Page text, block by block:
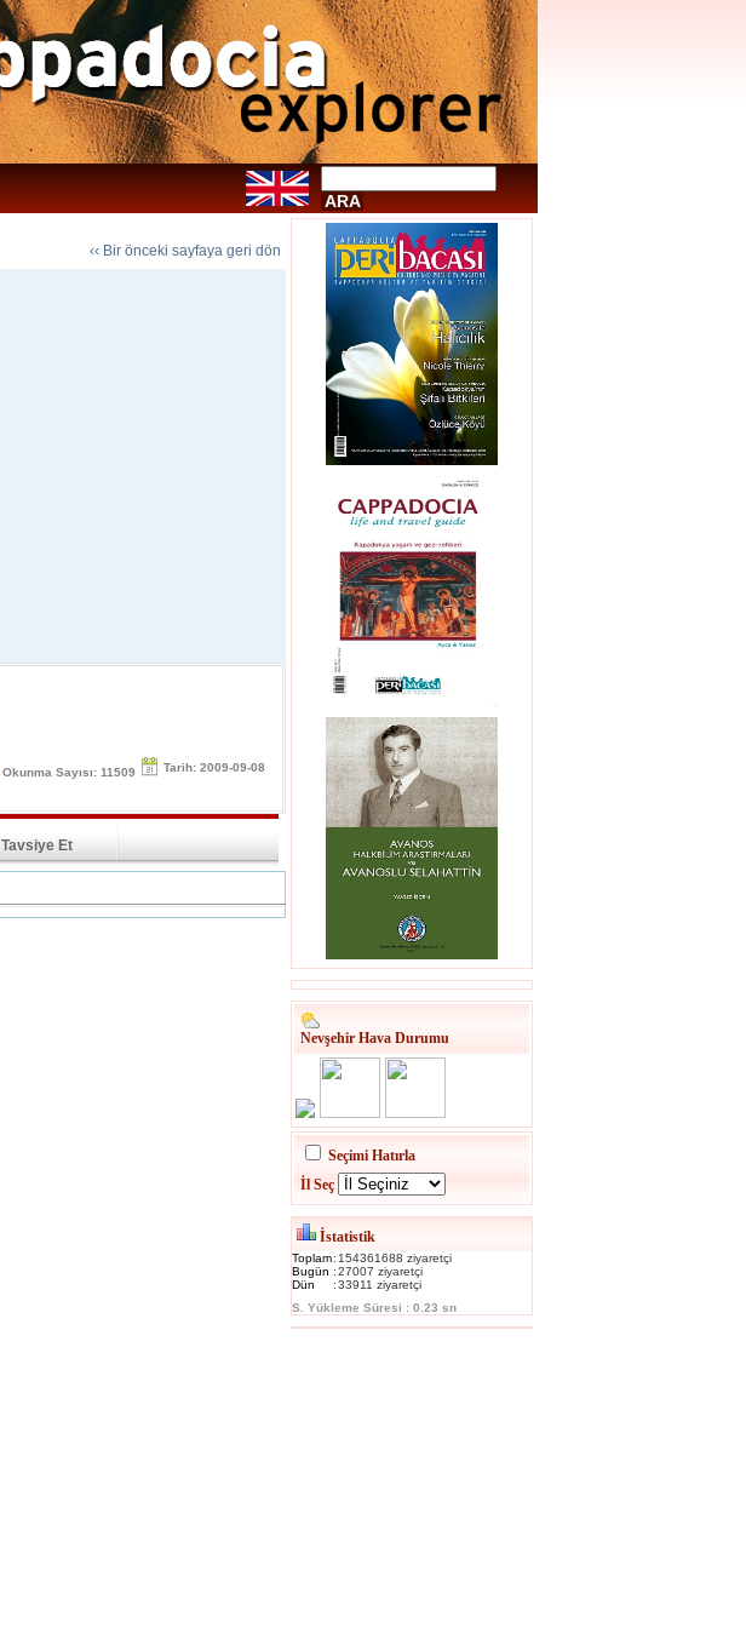
‹‹ Bir önceki sayfaya geri dön
Okunma Sayısı: 11509 Tarih: 2009-09-08
Tavsiye Et
Nevşehir Hava Durumu
Seçimi Hatırla
İl Seç
İstatistik
Toplam: 154361688 ziyaretçi
Bugün :27007 ziyaretçi
Dün
:33911 ziyaretçi
S. Yükleme Süresi : 0.23 sn